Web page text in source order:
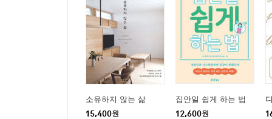
소유하지 않는 삶
15,400원
집안일 쉽게 하는 법
12,600원